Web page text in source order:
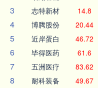
3 志特新材 14.8
4 博腾股份 20.44
5 近岸蛋白 46.72
6 毕得医药 61.6
7 五洲医疗 83.62
8 耐科装备 49.67